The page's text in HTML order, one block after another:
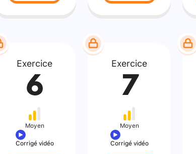
Exercice
6
Moyen
Corrigé vidéo
Exercice
7
Moyen
Corrigé vidéo